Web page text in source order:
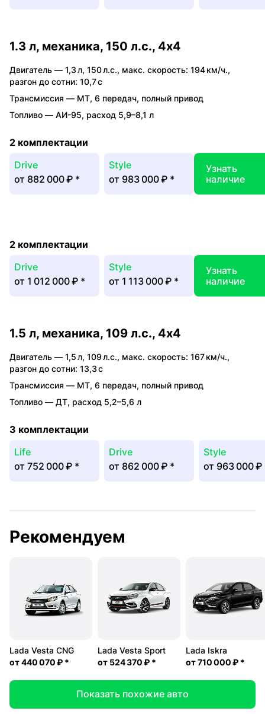
1.3 л, механика, 150 л.с., 4x4
Двигатель — 1,3 л, 150 л.с., макс. скорость: 194 км/ч.,
разгон до сотни: 10,7 с
Трансмиссия — MT, 6 передач, полный привод
Топливо — АИ-95, расход 5,9–8,1 л
2 комплектации
Drive
от 882 000 ₽ *
Style
от 983 000 ₽ *
Узнать
наличие
2 комплектации
Drive
от 1 012 000 ₽ *
Style
от 1 113 000 ₽ *
Узнать
наличие
1.5 л, механика, 109 л.с., 4x4
Двигатель — 1,5 л, 109 л.с., макс. скорость: 167 км/ч.,
разгон до сотни: 13,3 с
Трансмиссия — MT, 6 передач, полный привод
Топливо — ДТ, расход 5,2–5,6 л
3 комплектации
Life
от 752 000 ₽ *
Drive
от 862 000 ₽ *
Style
от 963 000 ₽
Рекомендуем
Lada Vesta CNG
от440 070 ₽ *
Lada Vesta Sport
от 524 370 ₽ *
Lada Iskra
от710 000 ₽ *
Показать похожие авто